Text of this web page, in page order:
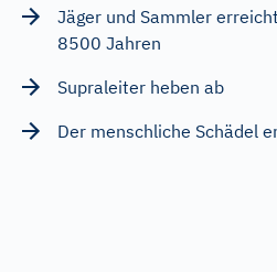
Jäger und Sammler
8500 Jahren
Supraleiter heben ab
Der menschliche Schädel